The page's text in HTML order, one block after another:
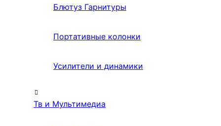
Блютуз Гарнитуры
Портативные колонки
Усилители и динамики
Тв и Мультимедиа